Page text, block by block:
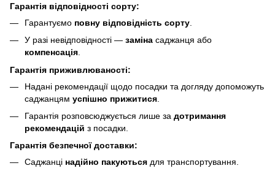
Гарантія відповідності сорту:
Гарантуємо повну відповідність сорту
У разі невідповідності — заміна саджанця або
компенсація.
Гарантія приживлюваності:
Надані рекомендації щодо посадки та догляду допоможуть
саджанцям успішно прижитися
Гарантія розповсюджується лише за дотримання
рекомендацій з посадки.
Гарантія безпечної доставки:
Саджанці надійно пакуються для транспортування.